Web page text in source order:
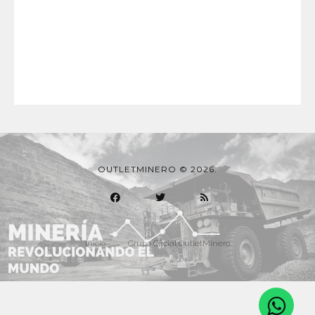
OUTLETMINERO © 2026.
Inicio Grupo Oficial OutletMinero